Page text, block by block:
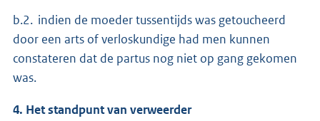
b.2. indien de moeder tussentijds was getoucheerd
door een arts of verloskundige had men kunnen
constateren dat de partus nog niet op gang gekomen
was.
4. Het standpunt van verweerder